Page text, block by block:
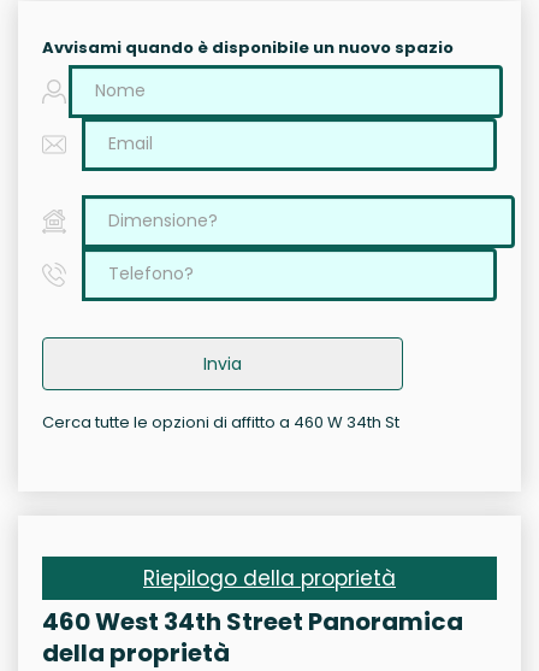
Avvisami quando è disponibile un nuovo spazio
Invia
Cerca tutte le opzioni di affitto a 460 W 34th St
Riepilogo della proprietà
460 West 34th Street Panoramica
della proprietà